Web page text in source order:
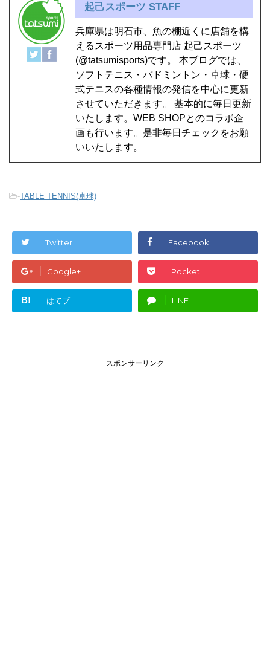
起己スポーツ STAFF
兵庫県は明石市、魚の棚近くに店舗を構
えるスポーツ用品専門店 起己スポーツ
(@tatsumisports)です。 本ブログでは、
ソフトテニス・バドミントン・卓球・硬
式テニスの各種情報の発信を中心に更新
させていただきます。 基本的に毎日更新
いたします。WEB SHOPとのコラボ企
画も行います。是非毎日チェックをお願
いいたします。
-TABLE TENNIS(卓球)
Twitter Facebook
Google+ Pocket
B! はてブ LINE
スポンサーリンク